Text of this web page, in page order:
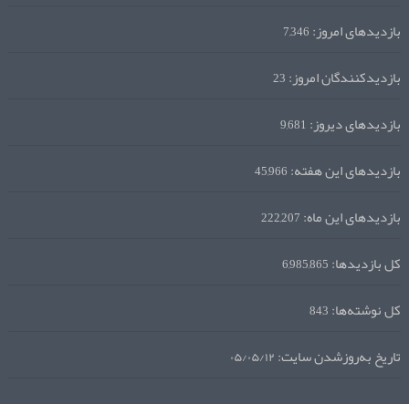
بازدیدهای امروز:7,346
بازدیدکنندگان امروز:23
بازدیدهای دیروز:9,681
بازدیدهای این هفته:45,966
بازدیدهای این ماه:222,207
کل بازدیدها:6,985,865
کل نوشته‌ها:843
تاریخ به‌روزشدن سایت:۰۵/۰۵/۱۲